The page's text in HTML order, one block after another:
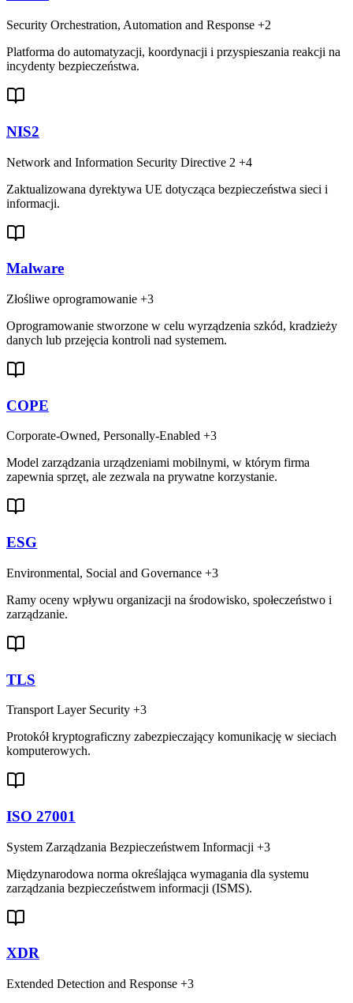
Security Orchestration, Automation and Response +2
Platforma do automatyzacji, koordynacji i przyspieszania reakcji na
incydenty bezpieczeństwa.
NIS2
Network and Information Security Directive 2 +4
Zaktualizowana dyrektywa UE dotycząca bezpieczeństwa sieci i
informacji.
Malware
Złośliwe oprogramowanie +3
Oprogramowanie stworzone w celu wyrządzenia szkód, kradzieży
danych lub przejęcia kontroli nad systemem.
COPE
Corporate-Owned, Personally-Enabled +3
Model zarządzania urządzeniami mobilnymi, w którym firma
zapewnia sprzęt, ale zezwala na prywatne korzystanie.
ESG
Environmental, Social and Governance +3
Ramy oceny wpływu organizacji na środowisko, społeczeństwo i
zarządzanie.
TLS
Transport Layer Security +3
Protokół kryptograficzny zabezpieczający komunikację w sieciach
komputerowych.
ISO 27001
System Zarządzania Bezpieczeństwem Informacji +3
Międzynarodowa norma określająca wymagania dla systemu
zarządzania bezpieczeństwem informacji (ISMS).
XDR
Extended Detection and Response +3